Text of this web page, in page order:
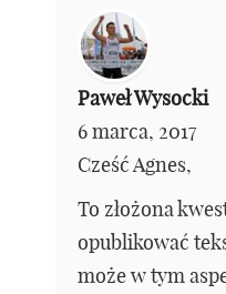
Paweł Wysocki
6 marca, 2017
Cześć Agnes,
To złożona
opublikować
może w tym